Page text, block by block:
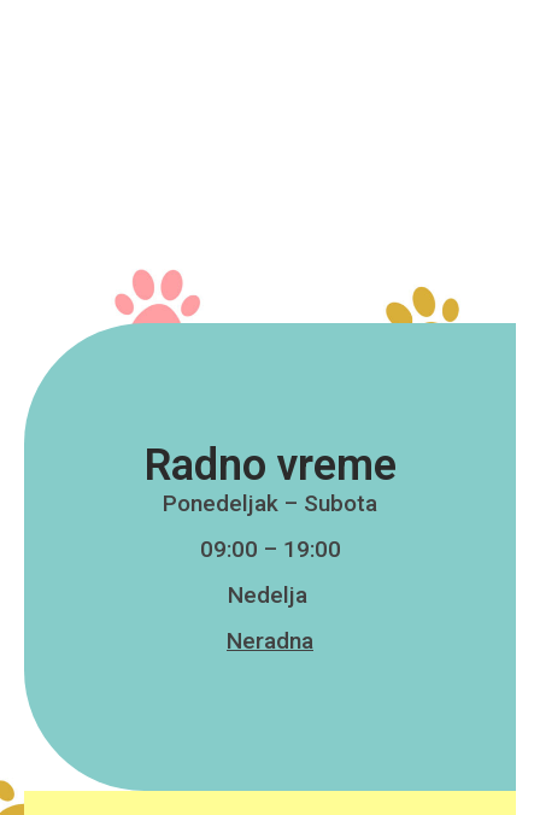
Radno vreme
Ponedeljak – Subota
09:00 – 19:00
Nedelja
Neradna